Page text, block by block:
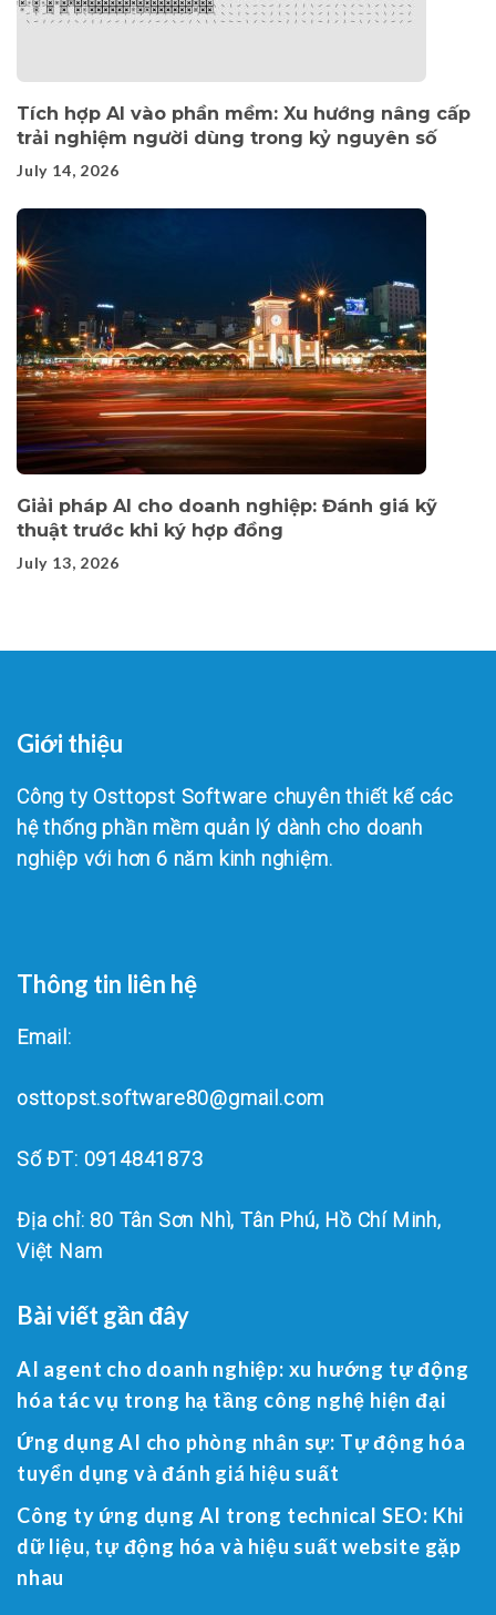
Tích hợp AI vào phần mềm: Xu hướng nâng cấp
trải nghiệm người dùng trong kỷ nguyên số
July 14, 2026
Giải pháp AI cho doanh nghiệp: Đánh giá kỹ
thuật trước khi ký hợp đồng
July 13, 2026
Giới thiệu
Công ty Osttopst Software chuyên thiết kế các
hệ thống phần mềm quản lý dành cho doanh
nghiệp với hơn 6 năm kinh nghiệm.
Thông tin liên hệ
Email:
osttopst.software80@gmail.com
Số ĐT: 0914841873
Địa chỉ: 80 Tân Sơn Nhì, Tân Phú, Hồ Chí Minh,
Việt Nam
Bài viết gần đây
AI agent cho doanh nghiệp: xu hướng tự động
hóa tác vụ trong hạ tầng công nghệ hiện đại
Ứng dụng AI cho phòng nhân sự: Tự động hóa
tuyển dụng và đánh giá hiệu suất
Công ty ứng dụng AI trong technical SEO: Khi
dữ liệu, tự động hóa và hiệu suất website gặp
nhau